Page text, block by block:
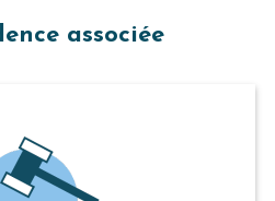
associée